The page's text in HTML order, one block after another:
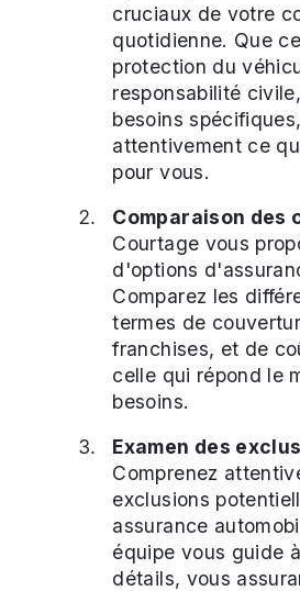
cruciaux de votre
quotidienne. Que
protection du
responsabilité
besoins
attentivement ce
pour vous.
Comparaison des
Courtage vous
d'options
Comparez les
termes de
franchises, et de
celle qui répond le
besoins.
Examen des
Comprenez
exclusions
assurance
équipe vous guide
détails, vous